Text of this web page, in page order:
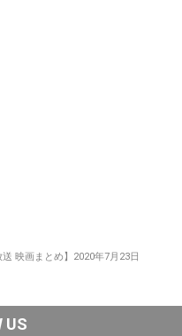
映画まとめ】2020年7月23日
US